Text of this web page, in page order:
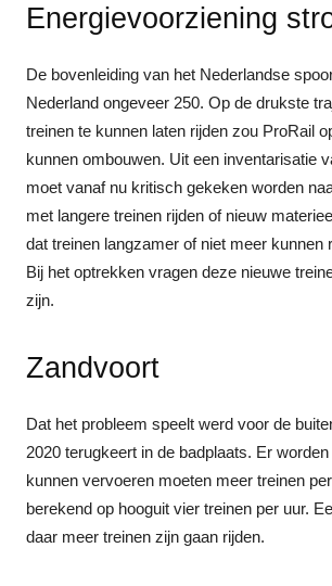
Energievoorziening
De bovenleiding van het Nederlandse
Nederland ongeveer 250. Op de drukste
treinen te kunnen laten rijden zou ProRail
kunnen ombouwen. Uit een inventarisatie
moet vanaf nu kritisch gekeken worden
met langere treinen rijden of nieuw
dat treinen langzamer of niet meer
Bij het optrekken vragen deze nieuwe
zijn.
Zandvoort
Dat het probleem speelt werd voor de
2020 terugkeert in de badplaats. Er
kunnen vervoeren moeten meer treinen
berekend op hooguit vier treinen per uur.
daar meer treinen zijn gaan rijden.